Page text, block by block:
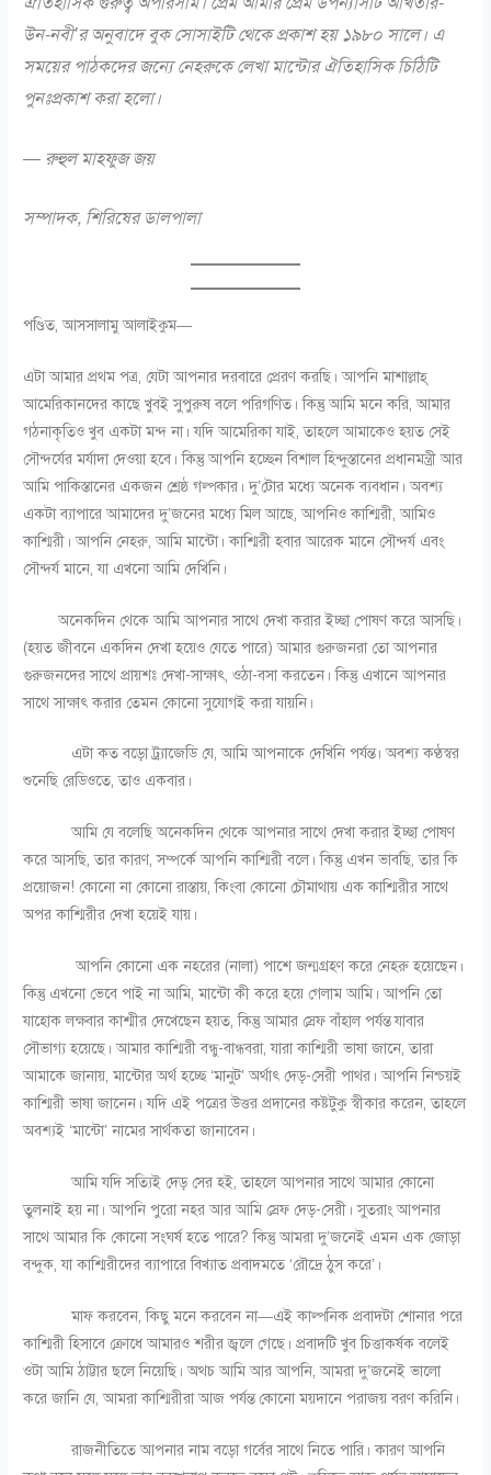
উন-নবী’র অনুবাদে বুক সোসাইটি থেকে প্রকাশ হয় ১৯৮০ সালে। এ
সময়ের পাঠকদের জন্যে নেহরুকে লেখা মান্টোর ঐতিহাসিক চিঠিটি
পুনঃপ্রকাশ করা হলো।
— রুহুল মাহফুজ জয়
সম্পাদক, শিরিষের ডালপালা
পণ্ডিত, আসসালামু আলাইকুম—
এটা আমার প্রথম পত্র, যেটা আপনার দরবারে প্রেরণ করছি। আপনি মাশাল্লাহ্
আমেরিকানদের কাছে খুবই সুপুরুষ বলে পরিগণিত। কিন্তু আমি মনে করি, আমার
গঠনাকৃতিও খুব একটা মন্দ না। যদি আমেরিকা যাই, তাহলে আমাকেও হয়ত সেই
সৌন্দর্যের মর্যাদা দেওয়া হবে। কিন্তু আপনি হচ্ছেন বিশাল হিন্দুস্তানের প্রধানমন্ত্রী আর
আমি পাকিস্তানের একজন শ্রেষ্ঠ গল্পকার। দু’টোর মধ্যে অনেক ব্যবধান। অবশ্য
একটা ব্যাপারে আমাদের দু’জনের মধ্যে মিল আছে, আপনিও কাশ্মিরী, আমিও
কাশ্মিরী। আপনি নেহরু, আমি মান্টো। কাশ্মিরী হবার আরেক মানে সৌন্দর্য এবং
সৌন্দর্য মানে, যা এখনো আমি দেখিনি।
অনেকদিন থেকে আমি আপনার সাথে দেখা করার ইচ্ছা পোষণ করে আসছি।
(হয়ত জীবনে একদিন দেখা হয়েও যেতে পারে) আমার গুরুজনরা তো আপনার
গুরুজনদের সাথে প্রায়শঃ দেখা-সাক্ষাৎ, ওঠা-বসা করতেন। কিন্তু এখানে আপনার
সাথে সাক্ষাৎ করার তেমন কোনো সুযোগই করা যায়নি।
এটা কত বড়ো ট্র্যাজেডি যে, আমি আপনাকে দেখিনি পর্যন্ত। অবশ্য কণ্ঠস্বর
শুনেছি রেডিওতে, তাও একবার।
আমি যে বলেছি অনেকদিন থেকে আপনার সাথে দেখা করার ইচ্ছা পোষণ
করে আসছি, তার কারণ, সম্পর্কে আপনি কাশ্মিরী বলে। কিন্তু এখন ভাবছি, তার কি
প্রয়োজন! কোনো না কোনো রাস্তায়, কিংবা কোনো চৌমাথায় এক কাশ্মিরীর সাথে
অপর কাশ্মিরীর দেখা হয়েই যায়।
আপনি কোনো এক নহরের (নালা) পাশে জন্মগ্রহণ করে নেহরু হয়েছেন।
কিন্তু এখনো ভেবে পাই না আমি, মান্টো কী করে হয়ে গেলাম আমি। আপনি তো
যাহোক লক্ষবার কাশ্মীর দেখেছেন হয়ত, কিন্তু আমার স্রেফ বাঁহাল পর্যন্ত যাবার
সৌভাগ্য হয়েছে। আমার কাশ্মিরী বন্ধু-বান্ধবরা, যারা কাশ্মিরী ভাষা জানে, তারা
আমাকে জানায়, মান্টোর অর্থ হচ্ছে ‘মানুট’ অর্থাৎ দেড়-সেরী পাথর। আপনি নিশ্চয়ই
কাশ্মিরী ভাষা জানেন। যদি এই পত্রের উত্তর প্রদানের কষ্টটুকু স্বীকার করেন, তাহলে
অবশ্যই ‘মান্টো’ নামের সার্থকতা জানাবেন।
আমি যদি সত্যিই দেড় সের হই, তাহলে আপনার সাথে আমার কোনো
তুলনাই হয় না। আপনি পুরো নহর আর আমি স্রেফ দেড়-সেরী। সুতরাং আপনার
সাথে আমার কি কোনো সংঘর্ষ হতে পারে? কিন্তু আমরা দু’জনেই এমন এক জোড়া
বন্দুক, যা কাশ্মিরীদের ব্যাপারে বিখ্যাত প্রবাদমতে ‘রৌদ্রে ঠুস করে’।
মাফ করবেন, কিছু মনে করবেন না—এই কাল্পনিক প্রবাদটা শোনার পরে
কাশ্মিরী হিসাবে ক্রোধে আমারও শরীর জ্বলে গেছে। প্রবাদটি খুব চিত্তাকর্ষক বলেই
ওটা আমি ঠাট্টার ছলে নিয়েছি। অথচ আমি আর আপনি, আমরা দু’জনেই ভালো
করে জানি যে, আমরা কাশ্মিরীরা আজ পর্যন্ত কোনো ময়দানে পরাজয় বরণ করিনি।
রাজনীতিতে আপনার নাম বড়ো গর্বের সাথে নিতে পারি। কারণ আপনি